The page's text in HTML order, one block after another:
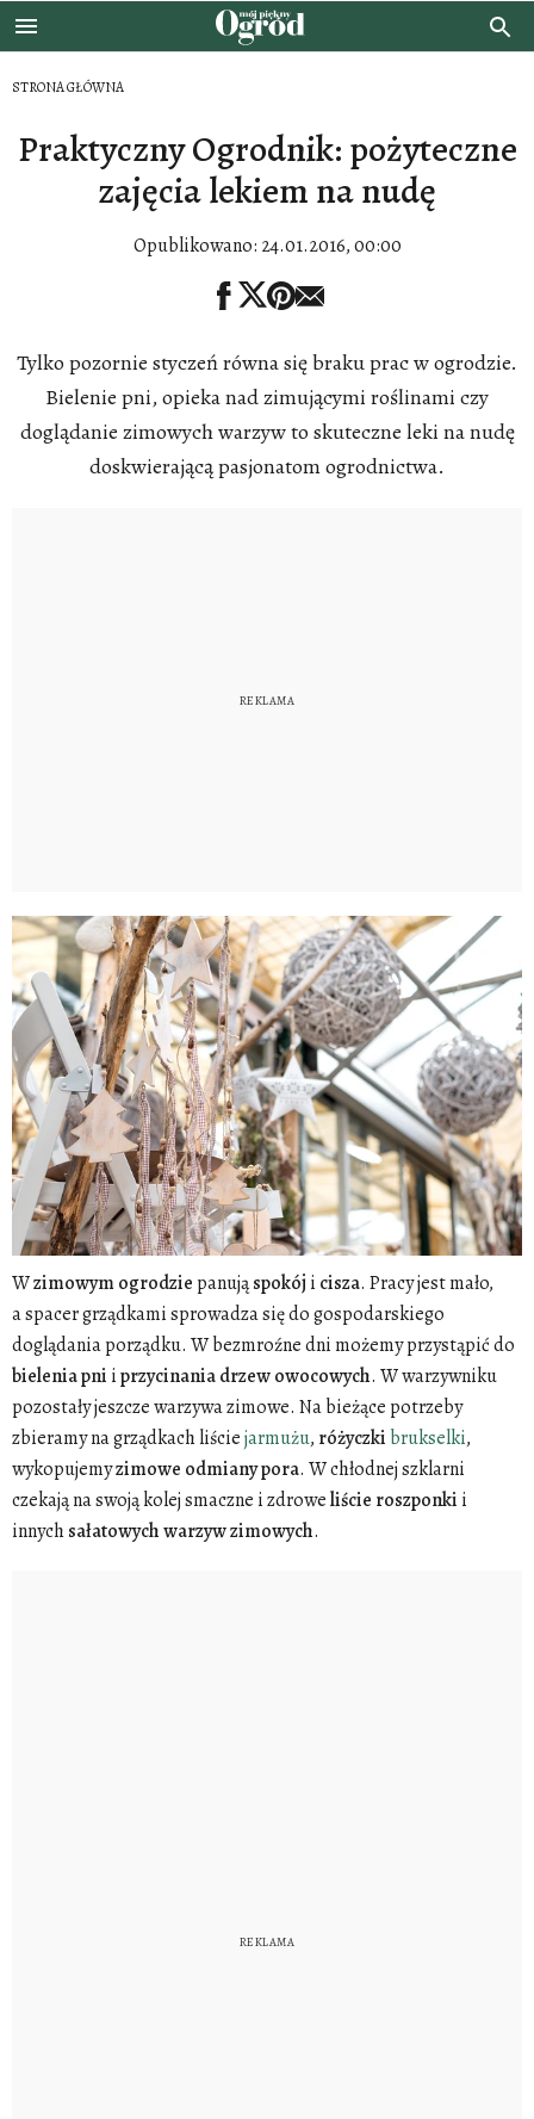
STRONA GŁÓWNA
Praktyczny Ogrodnik: pożyteczne
zajęcia lekiem na nudę
Opublikowano: 24.01.2016, 00:00
Tylko pozornie styczeń równa się braku prac w ogrodzie.
Bielenie pni, opieka nad zimującymi roślinami czy
doglądanie zimowych warzyw to skuteczne leki na nudę
doskwierającą pasjonatom ogrodnictwa.
Wzimowymogrodziepanująspokóji cisza. Pracy jest mało,
a spacer grządkami sprowadza się do gospodarskiego
doglądania porządku. W bezmroźne dni możemy przystąpić do
bieleniapni iprzycinaniadrzewowocowych. W warzywniku
pozostały jeszcze warzywa zimowe. Na bieżące potrzeby
zbieramy na grządkach liściejarmużu, różyczki brukselki,
wykopujemyzimowe odmianypora. W chłodnej szklarni
czekają na swoją kolej smaczne i zdroweliście roszponki i
innychsałatowychwarzyw zimowych.